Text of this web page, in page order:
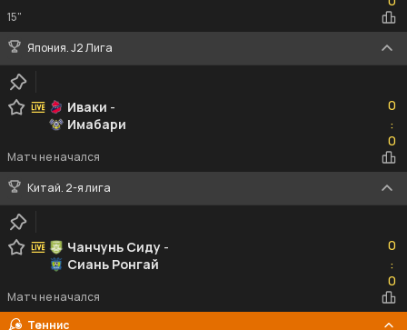
15"
Япония. J2 Лига
Иваки -
Имабари
0
:0
0
Матч не начался
Китай. 2-я лига
Чанчунь Сиду -
Сиань Ронгай
0
:0
0
Матч не начался
Теннис